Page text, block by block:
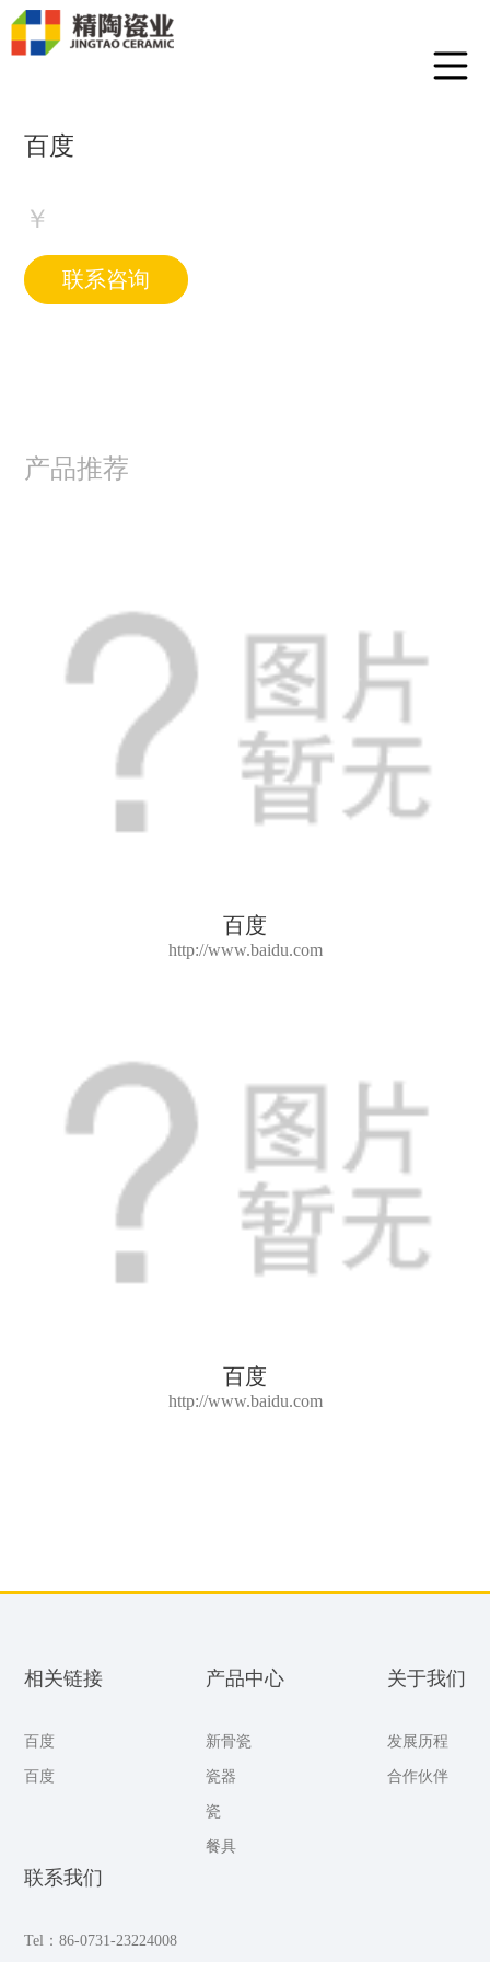
百度
￥
联系咨询
产品推荐
百度
http://www.baidu.com
百度
http://www.baidu.com
相关链接
百度
百度
产品中心
新骨瓷
瓷器
瓷
餐具
关于我们
发展历程
合作伙伴
联系我们
Tel：86-0731-23224008